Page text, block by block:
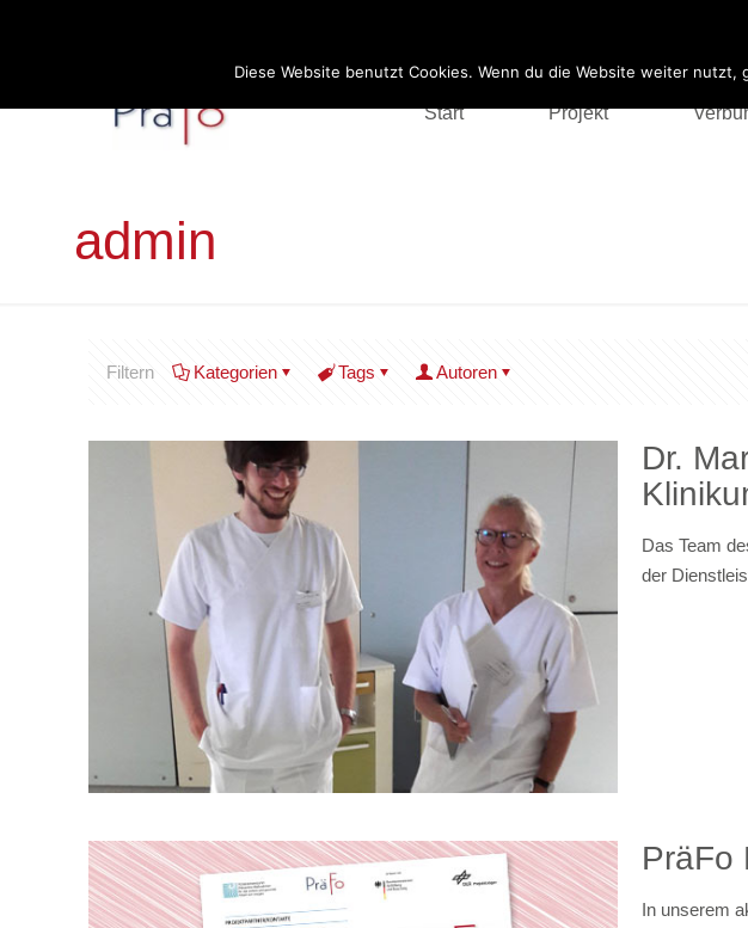
Start Projekt
admin
Filtern Kategorien Tags Autoren
Dr.
Das Team
der
PräFo
In unserem
Diese Website benutzt Cookies. Wenn du die Website weiter nutzt,